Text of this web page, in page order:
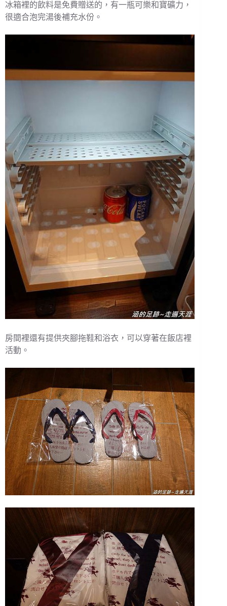
冰箱裡的飲料是免費贈送的，有一瓶可樂和寶礦力，
很適合泡完湯後補充水份。
房間裡還有提供夾腳拖鞋和浴衣，可以穿著在飯店裡
活動。